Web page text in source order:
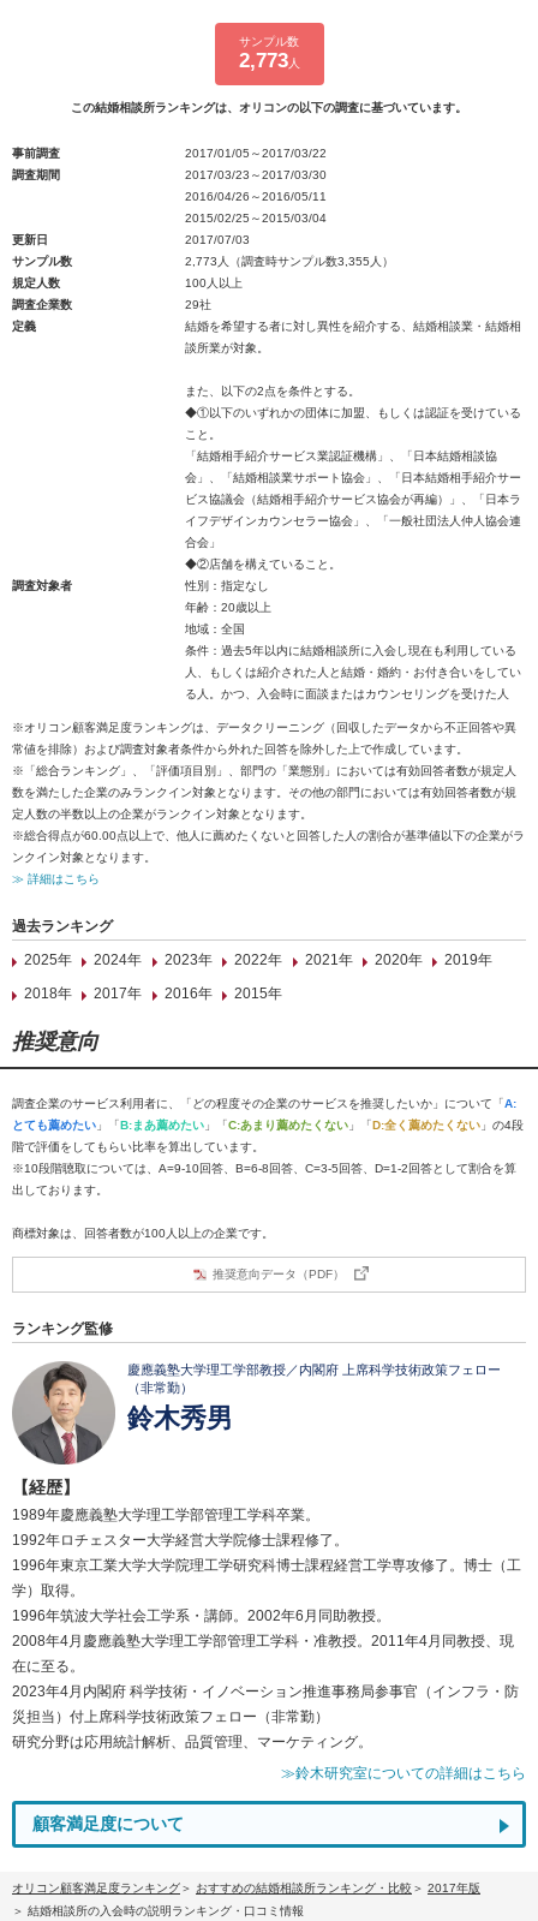
サンプル数
2,773人
この結婚相談所ランキングは、オリコンの以下の調査に基づいています。
事前調査
2017/01/05～2017/03/22
調査期間
2017/03/23～2017/03/30
2016/04/26～2016/05/11
2015/02/25～2015/03/04
更新日
2017/07/03
サンプル数
2,773人（調査時サンプル数3,355人）
規定人数
100人以上
調査企業数
29社
定義
結婚を希望する者に対し異性を紹介する、結婚相談業・結婚相
談所業が対象。
また、以下の2点を条件とする。
◆①以下のいずれかの団体に加盟、もしくは認証を受けている
こと。
「結婚相手紹介サービス業認証機構」、「日本結婚相談協
会」、「結婚相談業サポート協会」、「日本結婚相手紹介サー
ビス協議会（結婚相手紹介サービス協会が再編）」、「日本ラ
イフデザインカウンセラー協会」、「一般社団法人仲人協会連
合会」
◆②店舗を構えていること。
調査対象者
性別：指定なし
年齢：20歳以上
地域：全国
条件：過去5年以内に結婚相談所に入会し現在も利用している
人、もしくは紹介された人と結婚・婚約・お付き合いをしてい
る人。かつ、入会時に面談またはカウンセリングを受けた人
※オリコン顧客満足度ランキングは、データクリーニング（回収したデータから不正回答や異
常値を排除）および調査対象者条件から外れた回答を除外した上で作成しています。
※「総合ランキング」、「評価項目別」、部門の「業態別」においては有効回答者数が規定人
数を満たした企業のみランクイン対象となります。その他の部門においては有効回答者数が規
定人数の半数以上の企業がランクイン対象となります。
※総合得点が60.00点以上で、他人に薦めたくないと回答した人の割合が基準値以下の企業がラ
ンクイン対象となります。
≫ 詳細はこちら
過去ランキング
2025年
2024年 2023年 2022年 2021年 2020年
2019年
2018年
2017年 2016年 2015年
推奨意向
調査企業のサービス利用者に、「どの程度その企業のサービスを推奨したいか」について「A:
とても薦めたい 」「B:まあ薦めたい 」「C:あまり薦めたくない 」「D:全く薦めたくない 」の4段
階で評価をしてもらい比率を算出しています。
※10段階聴取については、A=9-10回答、B=6-8回答、C=3-5回答、D=1-2回答として割合を算
出しております。
商標対象は、回答者数が100人以上の企業です。
推奨意向データ（PDF）
ランキング監修
慶應義塾大学理工学部教授／内閣府 上席科学技術政策フェロー
（非常勤）
鈴木秀男
【経歴】
1989年慶應義塾大学理工学部管理工学科卒業。
1992年ロチェスター大学経営大学院修士課程修了。
1996年東京工業大学大学院理工学研究科博士課程経営工学専攻修了。博士（工
学）取得。
1996年筑波大学社会工学系・講師。2002年6月同助教授。
2008年4月慶應義塾大学理工学部管理工学科・准教授。2011年4月同教授、現
在に至る。
2023年4月内閣府 科学技術・イノベーション推進事務局参事官（インフラ・防
災担当）付上席科学技術政策フェロー（非常勤）
研究分野は応用統計解析、品質管理、マーケティング。
≫鈴木研究室についての詳細はこちら
顧客満足度について
オリコン顧客満足度ランキング おすすめの結婚相談所ランキング・比較
2017年版
結婚相談所の入会時の説明ランキング・口コミ情報